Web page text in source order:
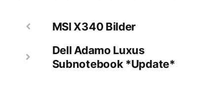
MSI X340 Bilder
Dell Adamo Luxus
Subnotebook *Update*